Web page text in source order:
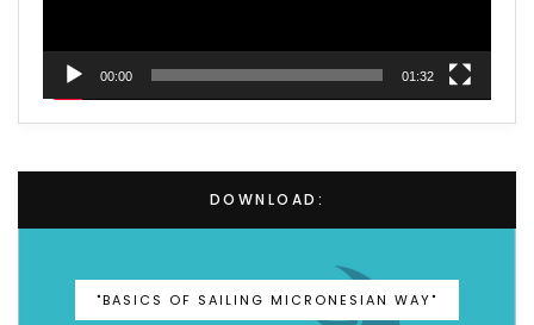
00:00 01:32
DOWNLOAD:
"BASICS OF SAILING MICRONESIAN WAY"